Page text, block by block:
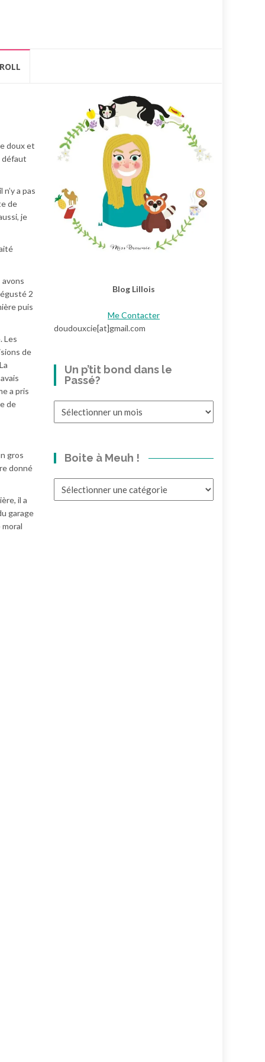
doux et
défaut
a pas
de
je
2
puis
Les
de
a pris
de
gros
donné
il a
garage
Blog Lillois
Me Contacter
doudouxcie[at]gmail.com
Un p’tit bond dans le
Passé?
Boite à Meuh !